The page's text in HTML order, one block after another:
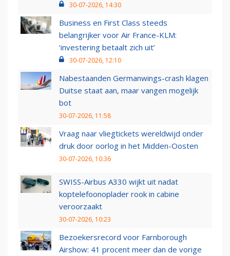
30-07-2026, 14:30
Business en First Class steeds
belangrijker voor Air France-KLM:
‘investering betaalt zich uit’
30-07-2026, 12:10
Nabestaanden Germanwings-crash klagen
Duitse staat aan, maar vangen mogelijk
bot
30-07-2026, 11:58
Vraag naar vliegtickets wereldwijd onder
druk door oorlog in het Midden-Oosten
30-07-2026, 10:36
SWISS-Airbus A330 wijkt uit nadat
koptelefoonoplader rook in cabine
veroorzaakt
30-07-2026, 10:23
Bezoekersrecord voor Farnborough
Airshow: 41 procent meer dan de vorige